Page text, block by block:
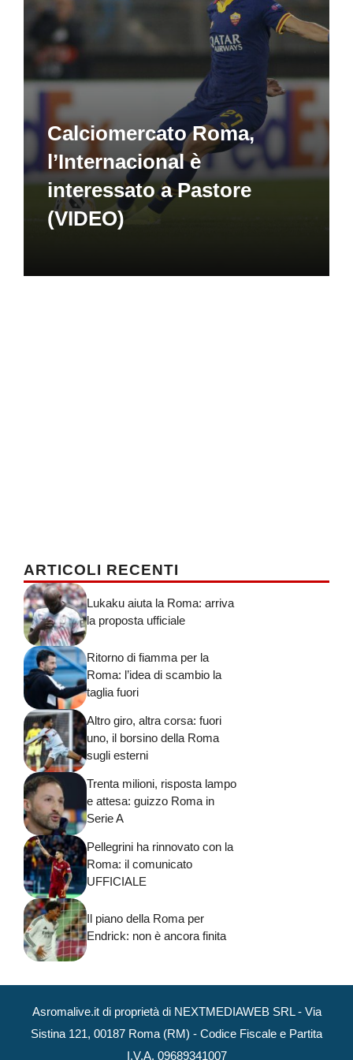
Calciomercato Roma,
l’Internacional è
interessato a Pastore
(VIDEO)
ARTICOLI RECENTI
Lukaku aiuta la Roma: arriva
la proposta ufficiale
Ritorno di fiamma per la
Roma: l’idea di scambio la
taglia fuori
Altro giro, altra corsa: fuori
uno, il borsino della Roma
sugli esterni
Trenta milioni, risposta lampo
e attesa: guizzo Roma in
Serie A
Pellegrini ha rinnovato con la
Roma: il comunicato
UFFICIALE
Il piano della Roma per
Endrick: non è ancora finita
Asromalive.it di proprietà di NEXTMEDIAWEB SRL - Via
Sistina 121, 00187 Roma (RM) - Codice Fiscale e Partita
I.V.A. 09689341007